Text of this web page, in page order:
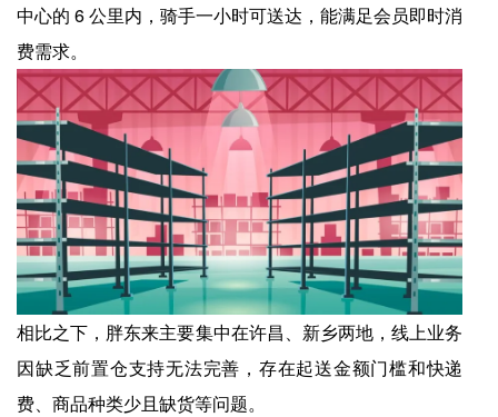
中心的 6 公里内，骑手一小时可送达，能满足会员即时消
费需求。
相比之下，胖东来主要集中在许昌、新乡两地，线上业务
因缺乏前置仓支持无法完善，存在起送金额门槛和快递
费、商品种类少且缺货等问题。